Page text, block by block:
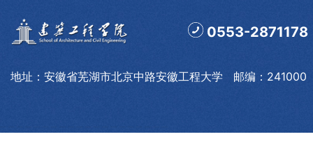
0553-2871178
地址：安徽省芜湖市北京中路安徽工程大学 邮编：241000